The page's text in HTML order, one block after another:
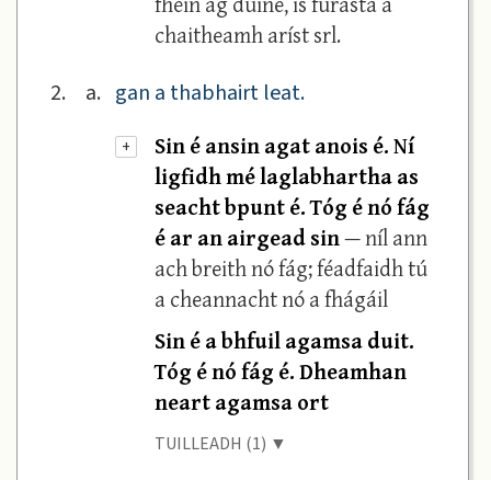
chaitheamh aríst srl.
2. a. gan a thabhairt leat.
+
Sin é ansin agat anois é. Ní
ligfidh mé laglabhartha as
seacht bpunt é. Tóg é nó fág
é ar an airgead sin— níl ann
ach breith nó fág; féadfaidh tú
a cheannacht nó a fhágáil
Sin é a bhfuil agamsa duit.
Tóg é nó fág é. Dheamhan
neart agamsa ort
TUILLEADH (1) ▼